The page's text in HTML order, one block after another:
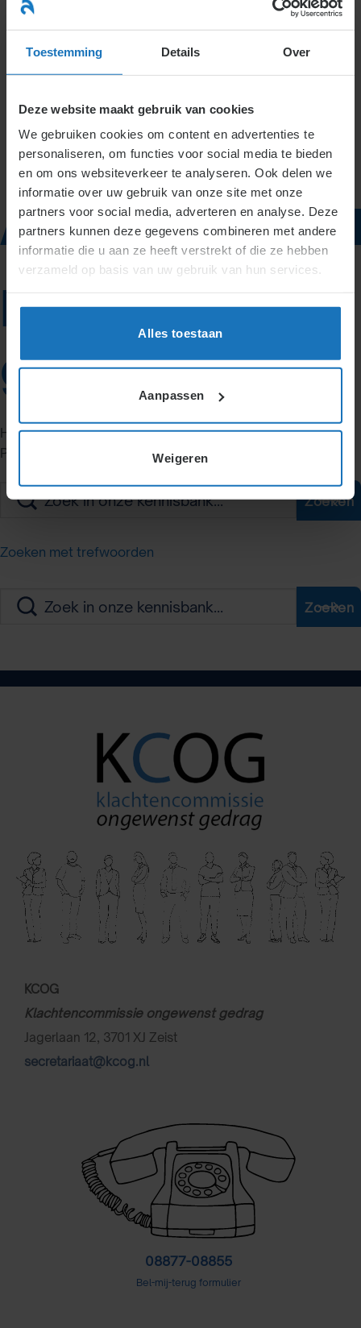
Toestemming Details Over
Deze website maakt gebruik van cookies
We gebruiken cookies om content en advertenties te
personaliseren, om functies voor social media te bieden
en om ons websiteverkeer te analyseren. Ook delen we
informatie over uw gebruik van onze site met onze
partners voor social media, adverteren en analyse. Deze
partners kunnen deze gegevens combineren met andere
informatie die u aan ze heeft verstrekt of die ze hebben
verzameld op basis van uw gebruik van hun services.
Alles toestaan
Aanpassen
Weigeren
naar
inhoud
TAG
ARCHIEVEN:
Niets
gevonden
Het lijkt erop dat we niet kunnen vinden wat je zoekt.
Probeer de zoekbalk.
Zoeken
Zoeken met trefwoorden
Zoeken
KCOG
Klachtencommissie ongewenst gedrag
Jagerlaan 12, 3701 XJ Zeist
secretariaat@kcog.nl
08877-08855
Bel-mij-terug formulier